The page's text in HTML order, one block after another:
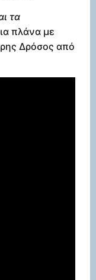
τα
πλάνα με
Δρόσος από